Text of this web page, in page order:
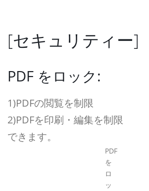
[セキュリティー]
PDF をロック:
1)PDFの閲覧を制限
2)PDFを印刷・編集を制限
できます。
PDF
を
ロ
ッ